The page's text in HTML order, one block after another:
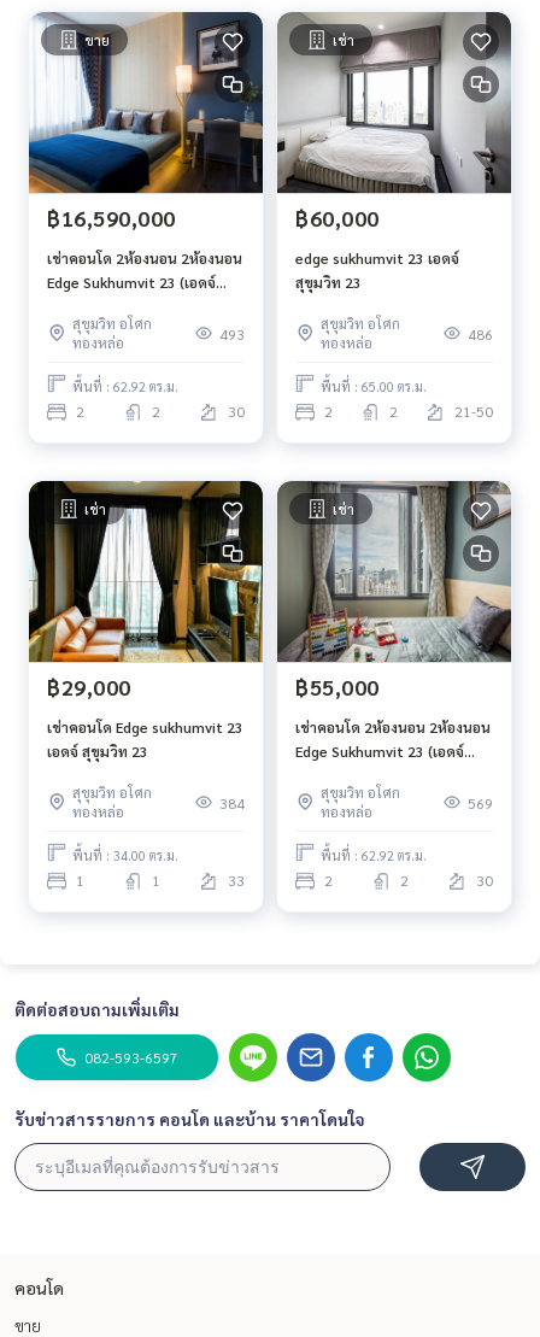
ขาย
฿16,590,000
เช่าคอนโด 2ห้องนอน 2ห้องนอน
Edge Sukhumvit 23 (เอดจ์
ขนาด 62.92ตรม ห้องมุม
สุขุมวิท อโศก
ทองหล่อ
493
พื้นที่ : 62.92 ตร.ม.
2 2 30
เช่า
฿60,000
edge sukhumvit 23 เอดจ์
สุขุมวิท 23
สุขุมวิท อโศก
ทองหล่อ
486
พื้นที่ : 65.00 ตร.ม.
2 2 21-50
เช่า
฿29,000
เช่าคอนโด Edge sukhumvit 23
เอดจ์ สุขุมวิท 23
สุขุมวิท อโศก
ทองหล่อ
384
พื้นที่ : 34.00 ตร.ม.
1 1 33
เช่า
฿55,000
เช่าคอนโด 2ห้องนอน 2ห้องนอน
Edge Sukhumvit 23 (เอดจ์
ขนาด 62.92ตรม ห้องมุม
สุขุมวิท อโศก
ทองหล่อ
569
พื้นที่ : 62.92 ตร.ม.
2 2 30
ติดต่อสอบถามเพิ่มเติม
082-593-6597
รับข่าวสารรายการ คอนโด และบ้าน ราคาโดนใจ
คอนโด
ขาย